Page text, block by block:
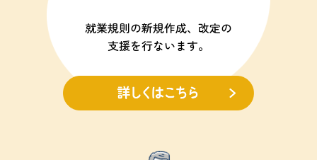
就業規則の新規作成、改定の
支援を行ないます。